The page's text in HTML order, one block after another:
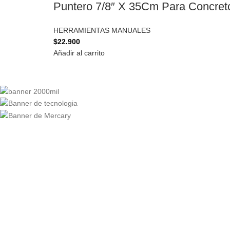
Puntero 7/8″ X 35Cm Para
HERRAMIENTAS MANUALES
$22.900
Añadir al carrito